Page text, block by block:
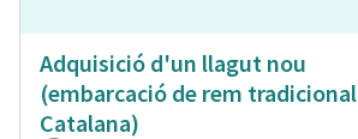
Adquisició d'un llagut nou
(embarcació de rem tradicional
Catalana)